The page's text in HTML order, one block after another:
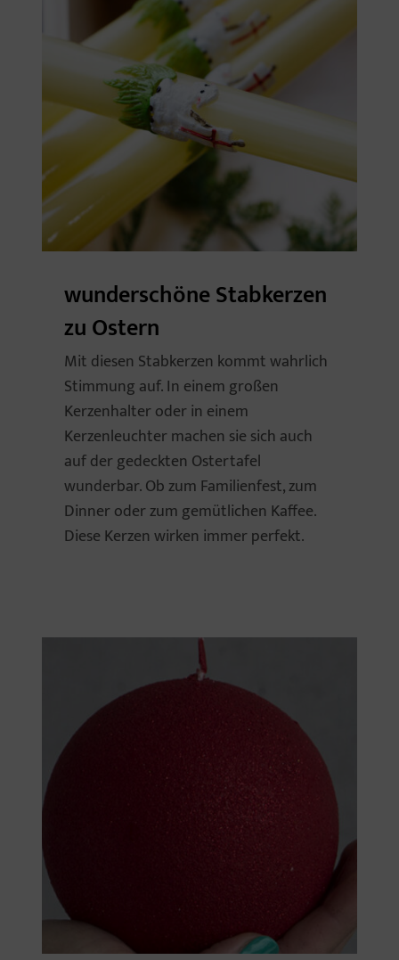
wunderschöne Stabkerzen
zu Ostern
Mit diesen Stabkerzen kommt wahrlich
Stimmung auf. In einem großen
Kerzenhalter oder in einem
Kerzenleuchter machen sie sich auch
auf der gedeckten Ostertafel
wunderbar. Ob zum Familienfest, zum
Dinner oder zum gemütlichen Kaffee.
Diese Kerzen wirken immer perfekt.